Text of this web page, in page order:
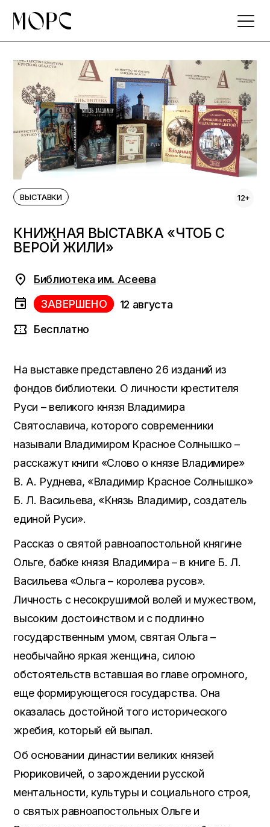
the
ВЫСТАВКИ 12+
КНИЖНАЯ ВЫСТАВКА «ЧТОБ С
ВЕРОЙ ЖИЛИ»
Библиотека им. Асеева
ЗАВЕРШЕНО
12 августа
Бесплатно
На выставке представлено 26 изданий из
фондов библиотеки. О личности крестителя
Руси – великого князя Владимира
Святославича, которого современники
называли Владимиром Красное Солнышко –
расскажут книги «Слово о князе Владимире»
В. А. Руднева, «Владимир Красное Солнышко»
Б. Л. Васильева, «Князь Владимир, создатель
единой Руси».
Рассказ о святой равноапостольной княгине
Ольге, бабке князя Владимира – в книге Б. Л.
Васильева «Ольга – королева русов».
Личность с несокрушимой волей и мужеством,
высоким достоинством и с подлинно
государственным умом, святая Ольга –
необычайно яркая женщина, силою
обстоятельств вставшая во главе огромного,
еще формирующегося государства. Она
оказалась достойной того исторического
жребия, который ей выпал.
Об основании династии великих князей
Рюриковичей, о зарождении русской
ментальности, культуры и социального строя,
о святых равноапостольных Ольге и